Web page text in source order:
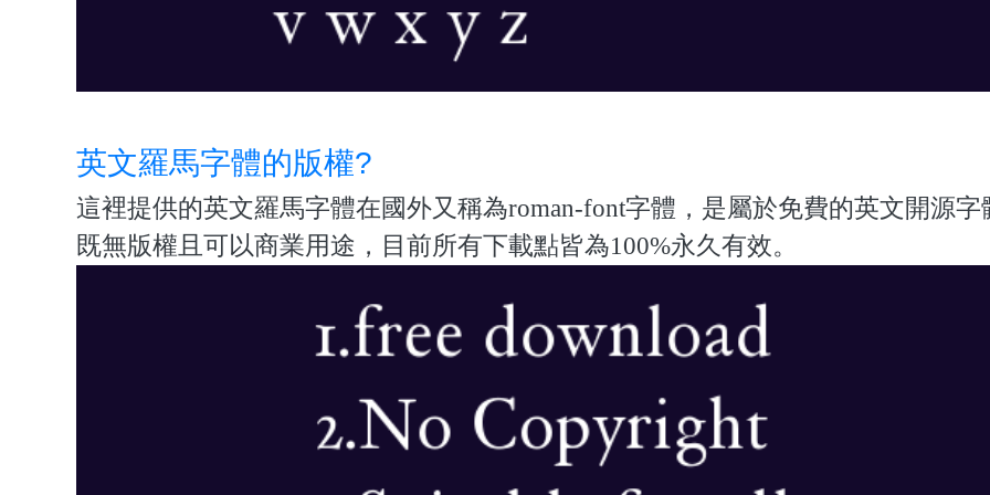
英文羅馬字體的版權?
這裡提供的英文羅馬字體在國外又稱為roman-font字體，是屬於免費的英文開源字
既無版權且可以商業用途，目前所有下載點皆為100%永久有效。